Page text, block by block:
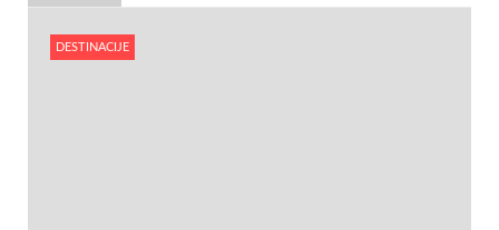
DESTINACIJE